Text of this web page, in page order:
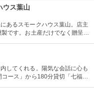
ウス葉山
あるスモークハウス葉山。店主
です。お土産だけでなく贈呈品
のかわいいワゴンが目印です！
してくれる。陽気な会話に心も
ース」から180分貸切「七福神